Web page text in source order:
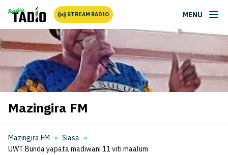
STREAM RADIO MENU
Mazingira FM
Mazingira FM
Siasa
UWT Bunda yapata madiwani 11 viti maalum